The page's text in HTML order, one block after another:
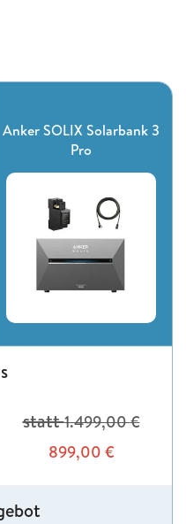
Anker SOLIX Solarbank 3
Pro
statt1.499,00€
899,00 €